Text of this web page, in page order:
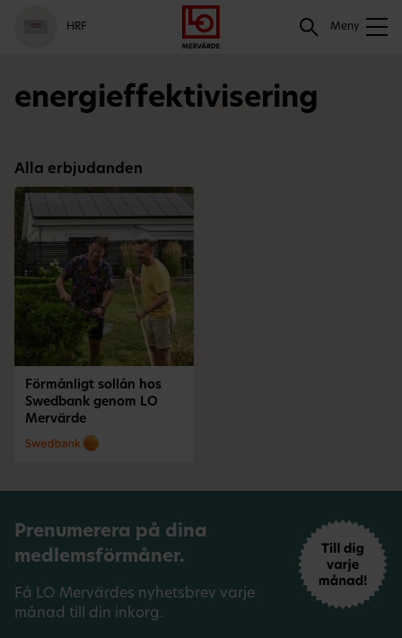
Gå
till
meny
Logga
in
Hoppa
till
innehåll
HRF Meny
Sök
energieffektivisering
Alla erbjudanden
Förmånligt sollån hos
Swedbank genom LO
Mervärde
Prenumerera på dina
medlemsförmåner.
Få LO Mervärdes nyhetsbrev varje
månad till din inkorg.